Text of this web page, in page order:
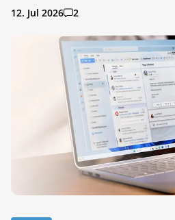
12. Jul 2026 2